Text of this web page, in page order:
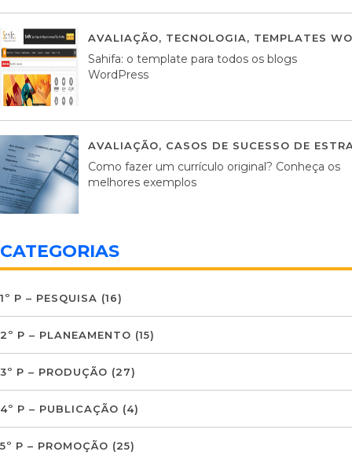
AVALIAÇÃO, TECNOLOGIA, TEMPLATES
Sahifa: o template para todos os blogs
WordPress
AVALIAÇÃO, CASOS DE SUCESSO DE
Como fazer um currículo original? Conheça os
melhores exemplos
CATEGORIAS
1º P – PESQUISA (16)
2º P – PLANEAMENTO (15)
3º P – PRODUÇÃO (27)
4º P – PUBLICAÇÃO (4)
5º P – PROMOÇÃO (25)